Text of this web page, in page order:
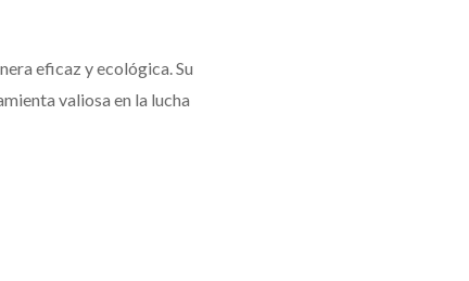
eficaz y ecológica. Su
valiosa en la lucha